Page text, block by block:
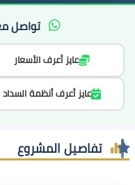
تواصل
عايز أعرف الأسعار
عايز أعرف أنظمة السداد
تفاصيل المشروع